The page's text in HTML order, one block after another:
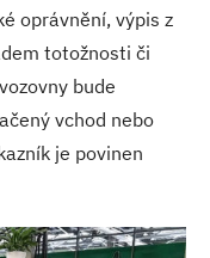
oprávnění, výpis z
totožnosti či
bude
vchod nebo
je povinen